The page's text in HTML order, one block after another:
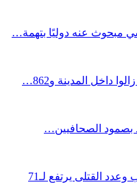
مبحوث عنه دوليًا بتهمة…
بصمود الصحافيين…